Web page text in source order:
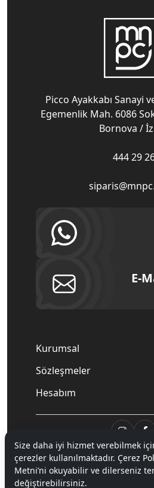
Picco Ayakkabı Sanayi
Egemenlik Mah. 6086
Bornova /
444 29
E-
Kurumsal
Sözleşmeler
Hesabım
© 2020Mnpc. Tüm
Size daha iyi hizmet verebilmek
çerezler kullanılmaktadır. Çerez
Metni’ni okuyabilir ve dilerseniz
değiştirebilirsiniz.